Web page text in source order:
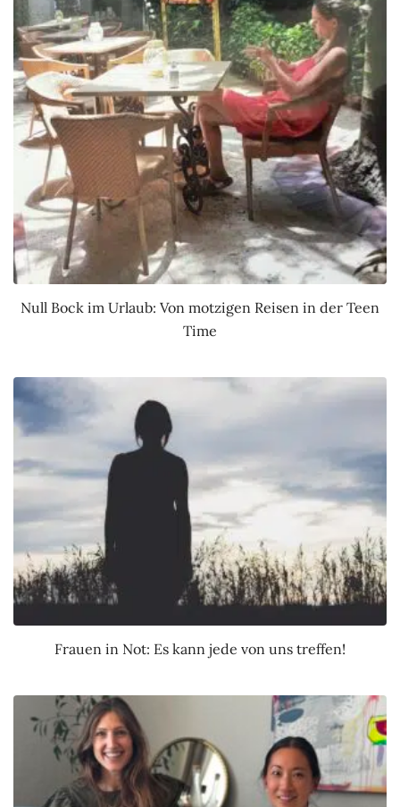
Null Bock im Urlaub: Von motzigen Reisen in der Teen
Time
Frauen in Not: Es kann jede von uns treffen!